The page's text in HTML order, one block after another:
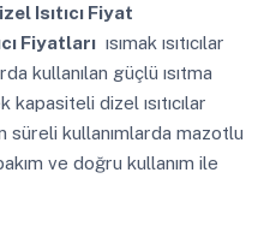
Isıtıcı Fiyat
Fiyatlarıısımak ısıtıcılar
kullanılan güçlü ısıtma
kapasiteli dizel ısıtıcılar
süreli kullanımlarda mazotlu
ve doğru kullanım ile